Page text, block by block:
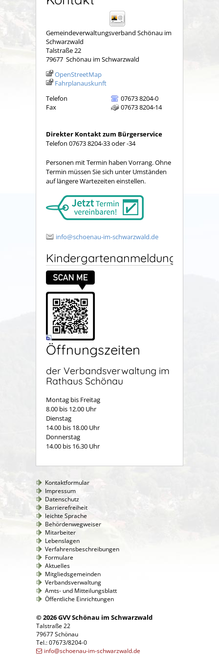
Gemeindeverwaltungsverband Schönau im
Schwarzwald
Talstraße 22
79677 Schönau im Schwarzwald
OpenStreetMap
Fahrplanauskunft
Telefon
07673 8204-0
Fax
07673 8204-14
Direkter Kontakt zum Bürgerservice
Telefon 07673 8204-33 oder -34
Personen mit Termin haben Vorrang. Ohne
Termin müssen Sie sich unter Umständen
auf längere Wartezeiten einstellen.
info@schoenau-im-schwarzwald.de
Kindergartenanmeldung
Öffnungszeiten
der Verbandsverwaltung im
Rathaus Schönau
Montag bis Freitag
8.00 bis 12.00 Uhr
Dienstag
14.00 bis 18.00 Uhr
Donnerstag
14.00 bis 16.30 Uhr
Kontaktformular
Impressum
Datenschutz
Barrierefreiheit
leichte Sprache
Behördenwegweiser
Mitarbeiter
Lebenslagen
Verfahrensbeschreibungen
Formulare
Aktuelles
Mitgliedsgemeinden
Verbandsverwaltung
Amts- und Mitteilungsblatt
Öffentliche Einrichtungen
© 2026 GVV Schönau im Schwarzwald
Talstraße 22
79677 Schönau
Tel.: 07673/8204-0
info@schoenau-im-schwarzwald.de